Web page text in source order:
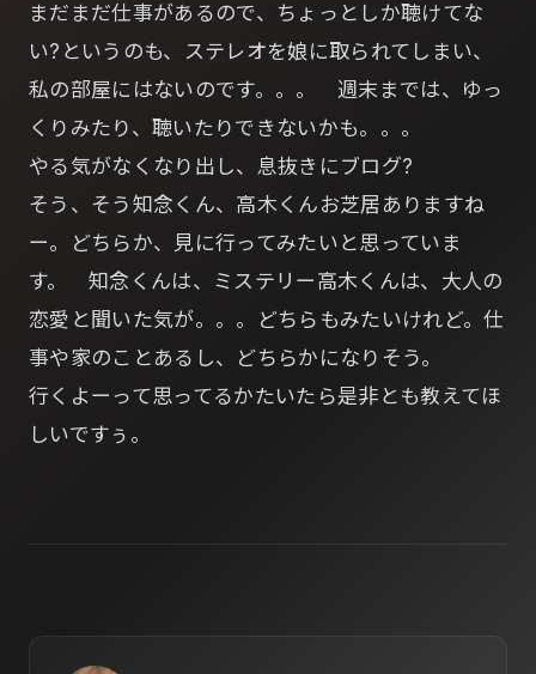
まだまだ仕事があるので、ちょっとしか聴けてな
い?というのも、ステレオを娘に取られてしまい、
私の部屋にはないのです。。。 週末までは、ゆっ
くりみたり、聴いたりできないかも。。。
やる気がなくなり出し、息抜きにブログ?
そう、そう知念くん、高木くんお芝居ありますね
ー。どちらか、見に行ってみたいと思っていま
す。 知念くんは、ミステリー高木くんは、大人の
恋愛と聞いた気が。。。どちらもみたいけれど。仕
事や家のことあるし、どちらかになりそう。
行くよーって思ってるかたいたら是非とも教えてほ
しいですぅ。